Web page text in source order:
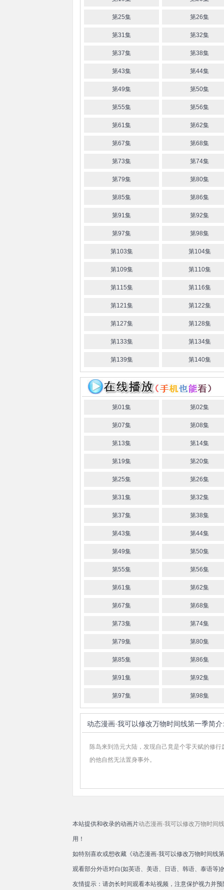
第25集 第26集
第31集 第32集
第37集 第38集
第43集 第44集
第49集 第50集
第55集 第56集
第61集 第62集
第67集 第68集
第73集 第74集
第79集 第80集
第85集 第86集
第91集 第92集
第97集 第98集
第103集 第104集
第109集 第110集
第115集 第116集
第121集 第122集
第127集 第128集
第133集 第134集
第139集 第140集
第01集 第02集
第07集 第08集
第13集 第14集
第19集 第20集
第25集 第26集
第31集 第32集
第37集 第38集
第43集 第44集
第49集 第50集
第55集 第56集
第61集 第62集
第67集 第68集
第73集 第74集
第79集 第80集
第85集 第86集
第91集 第92集
第97集 第98集
动态漫画·我可以修改万物时间线第一季简介:
陈岛来到浩元大陆，发现自己竟是个零天赋的修
的他自然无法置身事外。
本站提供和收录的动画片动态漫画·我可以修改万物时间
用！
如特别喜欢或想收藏《动态漫画·我可以修改万物时间线
观看部分外语对白(如英语、美语、日语、韩语、泰语等
友情提示：请勿长时间观看本站视频，注意保护视力并预